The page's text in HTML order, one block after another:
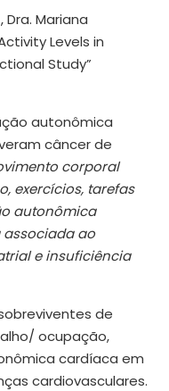
Mariana
Levels in
Study”
autonômica
câncer de
corporal
exercícios, tarefas
autonômica
ao
e insuficiência
de
ocupação,
cardíaca em
cardiovasculares.